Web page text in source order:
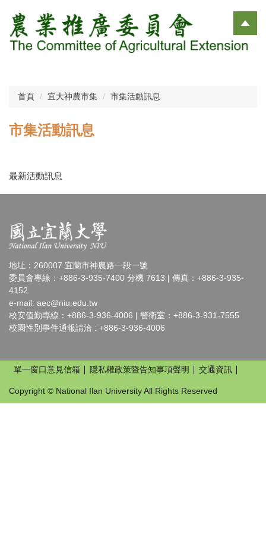
到
主
首頁
宜大神農市集 市集活動訊息
市集活動訊息
最新活動訊息
地址：260007 宜蘭市神農路一段一號
委員會專線：+886-3-935-7400 分機 7613 | 傳真：+886-3-935-
4152
e-mail: aec@niu.edu.tw
校安值勤專線：+886-3-936-4006 | 警衛室：+886-3-931-7555
校園性別事件通報請洽 : +886-3-936-4006
單一窗口意見信箱 隱私權政策暨告知事項聲明 交通資訊
Copyright © National Ilan University All Rights Reserved